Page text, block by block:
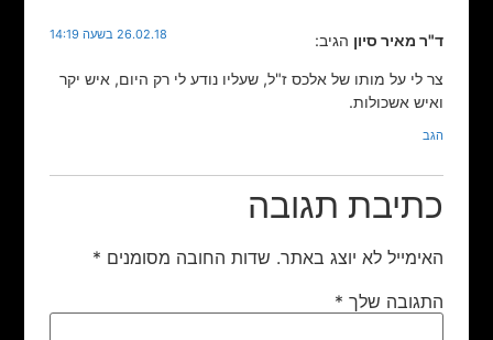
ד"ר מאיר סיון הגיב: 26.02.18 בשעה 14:19
צר לי על מותו של אלכס ז"ל, שעליו נודע לי רק היום, איש יקר
ואיש אשכולות.
הגב
כתיבת תגובה
האימייל לא יוצג באתר. שדות החובה מסומנים *
התגובה שלך *